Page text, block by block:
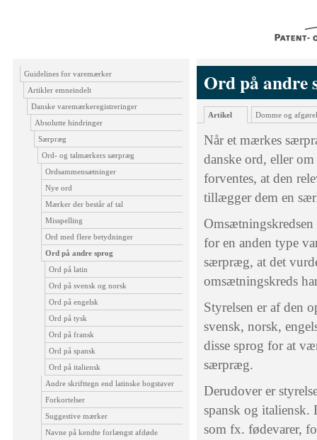
Guidelines for varemærker
Artikler emneindelt
Danske varemærkeregistreringer
Absolutte hindringer
Særpræg
Ord- og talmærkers særpræg
Ordsammensætninger
Nye ord
Mærker der består af tal
Misspelling
Ord med flere betydninger
Ord på andre sprog
Ord på latin
Ord på svensk og norsk
Ord på engelsk
Ord på tysk
Ord på fransk
Ord på spansk
Ord på italiensk
Andre skrifttegn end latinske bogstaver
Forkortelser
Suggestive mærker
Navne på kendte forlængst afdøde
Ord på andre
Artikel Domme og
Når et mærkes
danske ord, eller
forventes, at den
tillægger dem en
for en anden type
særpræg, at det
omsætningskreds
Styrelsen er af den
svensk, norsk,
disse sprog for at
særpræg.
Derudover er
spansk og italiensk.
som fx. fødevarer,